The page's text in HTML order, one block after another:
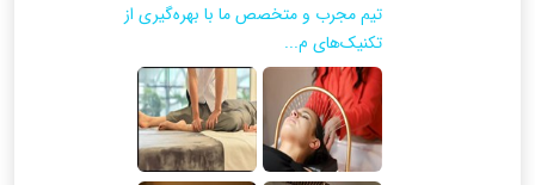
تیم مجرب و متخصص ما با بهره‌گیری از
تکنیک‌های م...